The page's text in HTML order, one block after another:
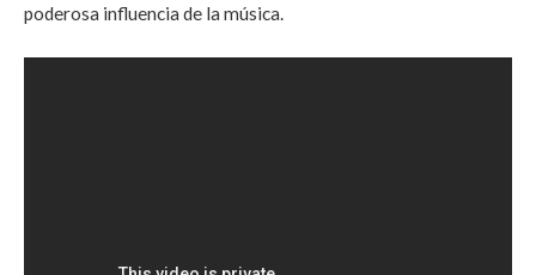
poderosa influencia de la música.